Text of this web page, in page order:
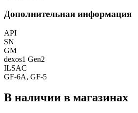
Дополнительная информация
API
SN
GM
dexos1 Gen2
ILSAC
GF-6A, GF-5
В наличии в магазинах